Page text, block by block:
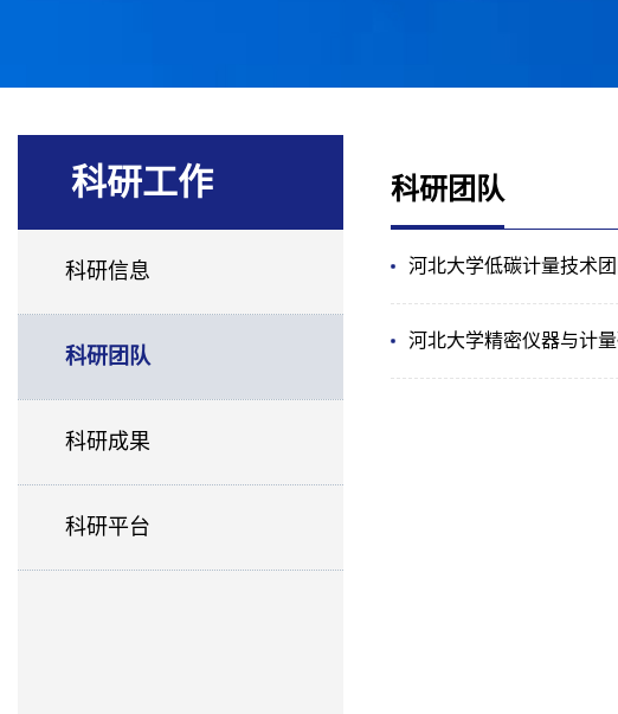
科研工作
科研信息
科研团队
科研成果
科研平台
科研团队
河北大学低碳计量技术团
河北大学精密仪器与计